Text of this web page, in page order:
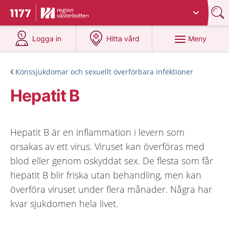
Till startsidan för 1177
Du har valt region
Logga in
på 1177.se
Hitta vård
på 1177.se
Meny
Könssjukdomar och sexuellt överförbara infektioner
Hepatit B
Hepatit B är en inflammation i levern som
orsakas av ett virus. Viruset kan överföras med
blod eller genom oskyddat sex. De flesta som får
hepatit B blir friska utan behandling, men kan
överföra viruset under flera månader. Några har
kvar sjukdomen hela livet.